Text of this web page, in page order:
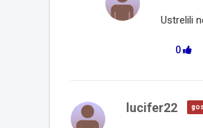
Ustrelili
0
lucifer22